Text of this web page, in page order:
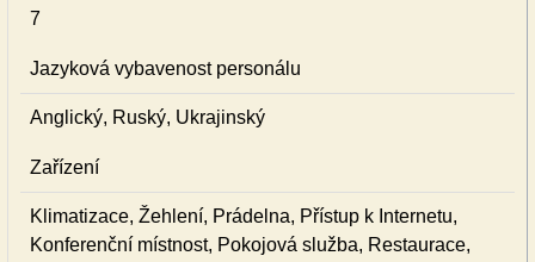
7
Jazyková vybavenost personálu
Anglický, Ruský, Ukrajinský
Zařízení
Klimatizace, Žehlení, Prádelna, Přístup k Internetu,
Konferenční místnost, Pokojová služba, Restaurace,